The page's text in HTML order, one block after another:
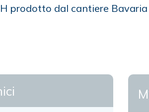
prodotto dal cantiere